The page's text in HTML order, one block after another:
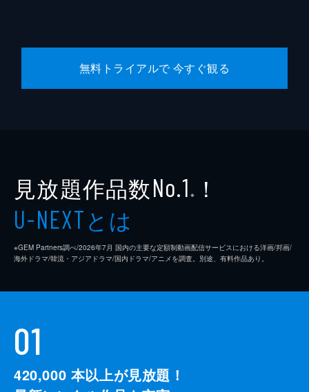
無料トライアルで 今すぐ観る
見放題作品数No.1 ※ ！
U-NEXTとは
※GEM Partners調べ/2026年7⽉ 国内の主要な定額制動画配信サービスにおける洋画/邦画/
海外ドラマ/韓流・アジアドラマ/国内ドラマ/アニメを調査。別途、有料作品あり。
01
420,000 本以上が見放題！